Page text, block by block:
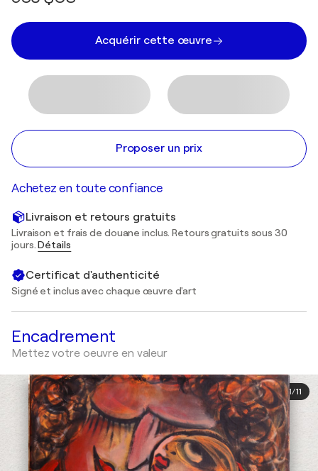
Acquérir cette œuvre
Proposer un prix
Achetez en toute confiance
Livraison et retours gratuits
Livraison et frais de douane inclus. Retours gratuits sous 30
jours.Détails
Certificat d'authenticité
Signé et inclus avec chaque œuvre d'art
Encadrement
Mettez votre oeuvre en valeur
1/11